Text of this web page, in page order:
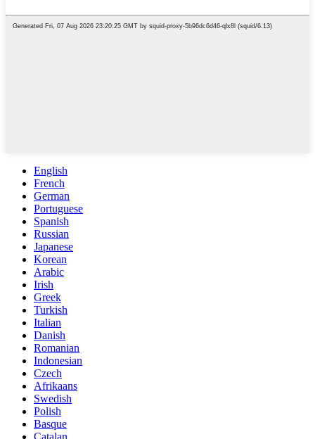
English
French
German
Portuguese
Spanish
Russian
Japanese
Korean
Arabic
Irish
Greek
Turkish
Italian
Danish
Romanian
Indonesian
Czech
Afrikaans
Swedish
Polish
Basque
Catalan